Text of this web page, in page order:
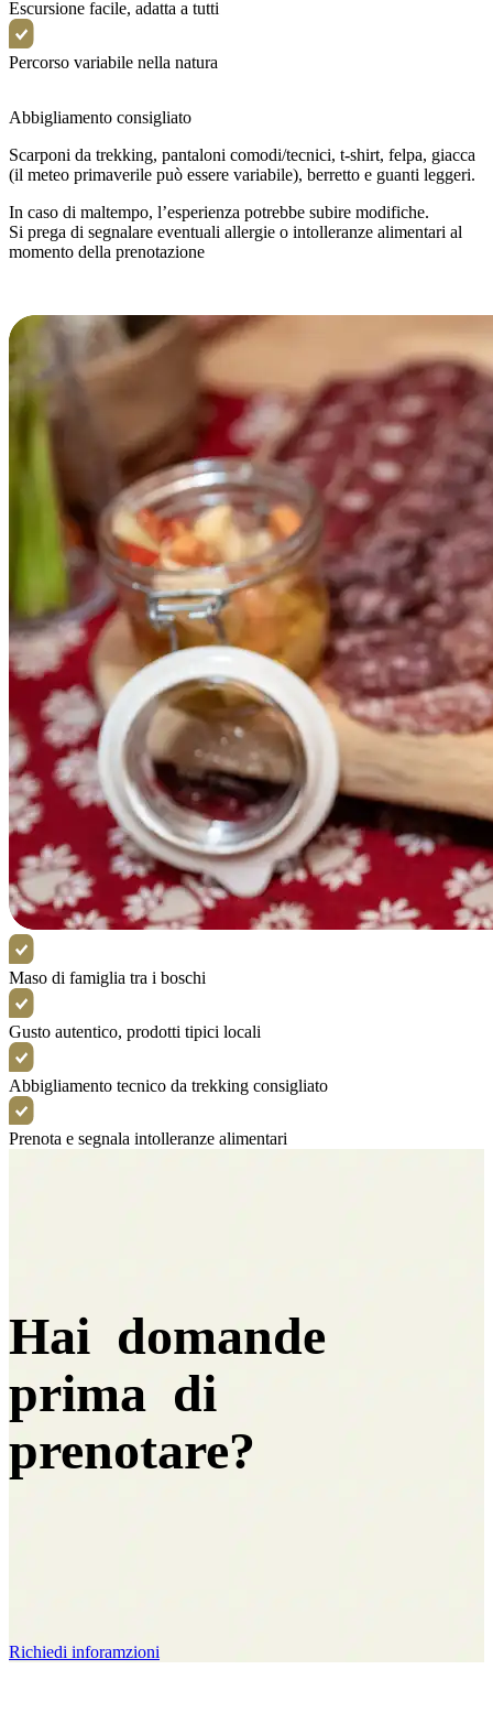
Escursione facile, adatta a tutti
Percorso variabile nella natura
Abbigliamento consigliato
Scarponi da trekking, pantaloni comodi/tecnici, t-shirt, felpa, giacca
(il meteo primaverile può essere variabile), berretto e guanti leggeri.
In caso di maltempo, l’esperienza potrebbe subire modifiche.
Si prega di segnalare eventuali allergie o intolleranze alimentari al
momento della prenotazione
Maso di famiglia tra i boschi
Gusto autentico, prodotti tipici locali
Abbigliamento tecnico da trekking consigliato
Prenota e segnala intolleranze alimentari
Hai domande
prima di
prenotare?
Richiedi inforamzioni